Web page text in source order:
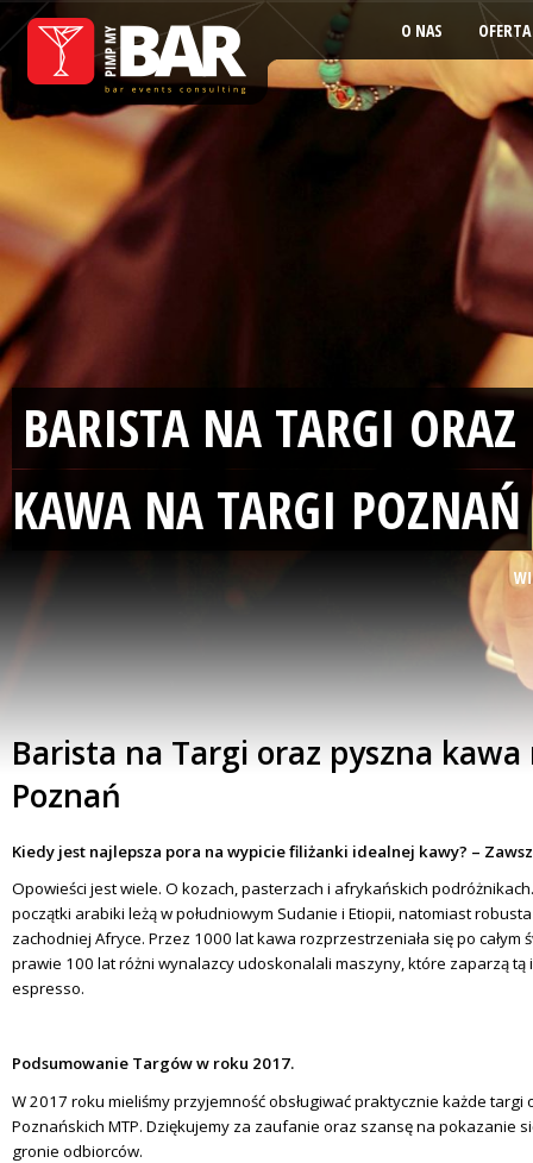
O NAS OFERTA
BARISTA NA TARGI ORAZ
KAWA NA TARGI POZNAŃ
Barista na Targi oraz pyszna
Poznań
Kiedy jest najlepsza pora na wypicie filiżanki idealnej kawy? –
Opowieści jest wiele. O kozach, pasterzach i afrykańskich
początki arabiki leżą w południowym Sudanie i Etiopii, natomiast
zachodniej Afryce. Przez 1000 lat kawa rozprzestrzeniała się po całym
prawie 100 lat różni wynalazcy udoskonalali maszyny, które zaparzą tą
espresso.
Podsumowanie Targów w roku 2017.
W 2017 roku mieliśmy przyjemność obsługiwać praktycznie każde targi
Poznańskich MTP. Dziękujemy za zaufanie oraz szansę na pokazanie
gronie odbiorców.